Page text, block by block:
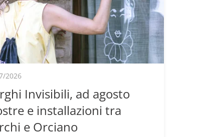
2026
Invisibili, ad agosto
e installazioni tra
e Orciano